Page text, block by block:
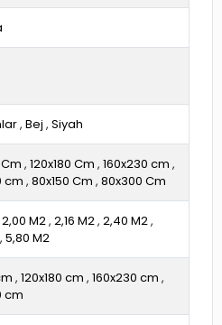
, Bej , Siyah
, 120x180 Cm , 160x230 cm ,
cm , 80x150 Cm , 80x300 Cm
2,00 M2, 2,16 M2, 2,40 M2,
, 5,80 M2
, 120x180 cm , 160x230 cm ,
cm